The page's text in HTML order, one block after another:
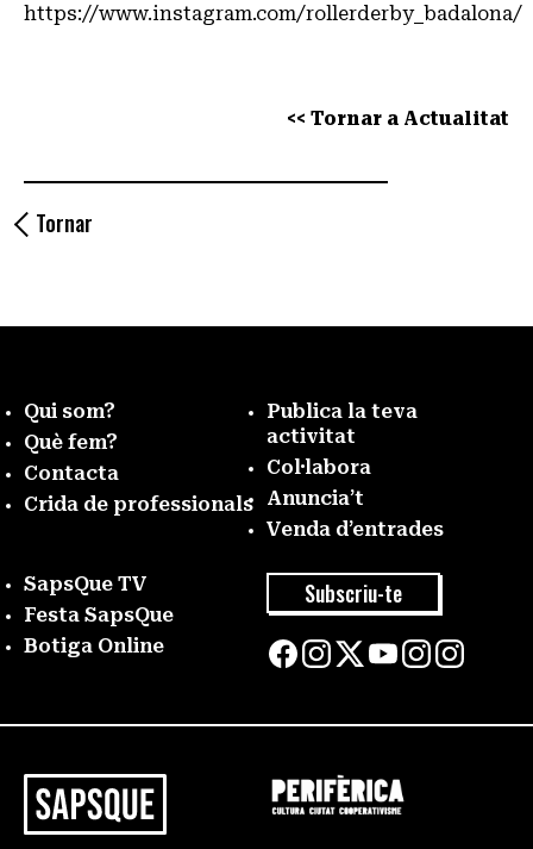
https://www.instagram.com/rollerderby_badalona/
<< Tornar a Actualitat
Tornar
Qui som?
Què fem?
Contacta
Crida de professionals
Publica la teva
activitat
Col·labora
Anuncia’t
Venda d’entrades
SapsQue TV
Festa SapsQue
Botiga Online
Subscriu-te